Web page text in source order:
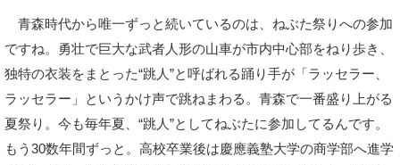
青森時代から唯一ずっと続いているのは、ねぶた祭りへの参加
ですね。勇壮で巨大な武者人形の山車が市内中心部をねり歩き、
独特の衣装をまとった“跳人”と呼ばれる踊り手が「ラッセラー、
ラッセラー」というかけ声で跳ねまわる。青森で一番盛り上がる
夏祭り。今も毎年夏、“跳人”としてねぶたに参加してるんです。
もう30数年間ずっと。高校卒業後は慶應義塾大学の商学部へ進学